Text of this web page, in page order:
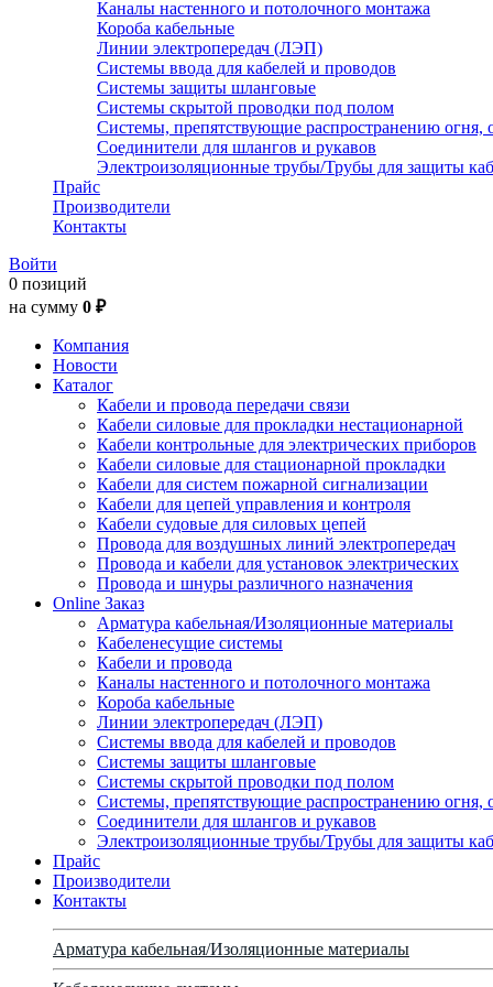
Каналы настенного и потолочного монтажа
Короба кабельные
Линии электропередач (ЛЭП)
Системы ввода для кабелей и проводов
Системы защиты шланговые
Системы скрытой проводки под полом
Системы, препятствующие распространению огня,
Соединители для шлангов и рукавов
Электроизоляционные трубы/Трубы для защиты
Прайс
Производители
Контакты
Войти
0 позиций
на сумму 0 ₽
Компания
Новости
Каталог
Кабели и провода передачи связи
Кабели силовые для прокладки нестационарной
Кабели контрольные для электрических приборов
Кабели силовые для стационарной прокладки
Кабели для систем пожарной сигнализации
Кабели для цепей управления и контроля
Кабели судовые для силовых цепей
Провода для воздушных линий электропередач
Провода и кабели для установок электрических
Провода и шнуры различного назначения
Online Заказ
Арматура кабельная/Изоляционные материалы
Кабеленесущие системы
Кабели и провода
Каналы настенного и потолочного монтажа
Короба кабельные
Линии электропередач (ЛЭП)
Системы ввода для кабелей и проводов
Системы защиты шланговые
Системы скрытой проводки под полом
Системы, препятствующие распространению огня,
Соединители для шлангов и рукавов
Электроизоляционные трубы/Трубы для защиты
Прайс
Производители
Контакты
Арматура кабельная/Изоляционные материалы